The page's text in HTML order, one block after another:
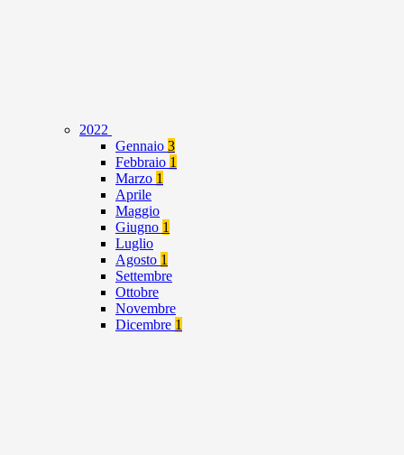
2022
Gennaio 3
Febbraio 1
Marzo 1
Aprile
Maggio
Giugno 1
Luglio
Agosto 1
Settembre
Ottobre
Novembre
Dicembre 1